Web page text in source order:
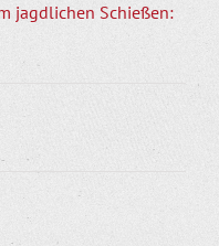
jagdlichen Schießen: